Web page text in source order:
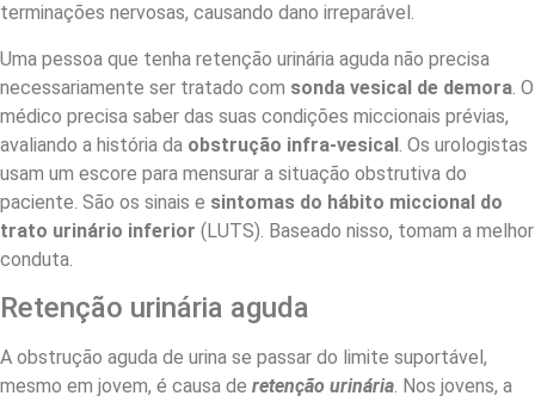
terminações nervosas, causando dano irreparável.
Uma pessoa que tenha retenção urinária aguda não precisa
necessariamente ser tratado com sonda vesical de demora. O
médico precisa saber das suas condições miccionais prévias,
avaliando a história da obstrução infra-vesical. Os urologistas
usam um escore para mensurar a situação obstrutiva do
paciente. São os sinais e sintomas do hábito miccional do
trato urinário inferior (LUTS). Baseado nisso, tomam a melhor
conduta.
Retenção urinária aguda
A obstrução aguda de urina se passar do limite suportável,
mesmo em jovem, é causa de retenção urinária. Nos jovens, a